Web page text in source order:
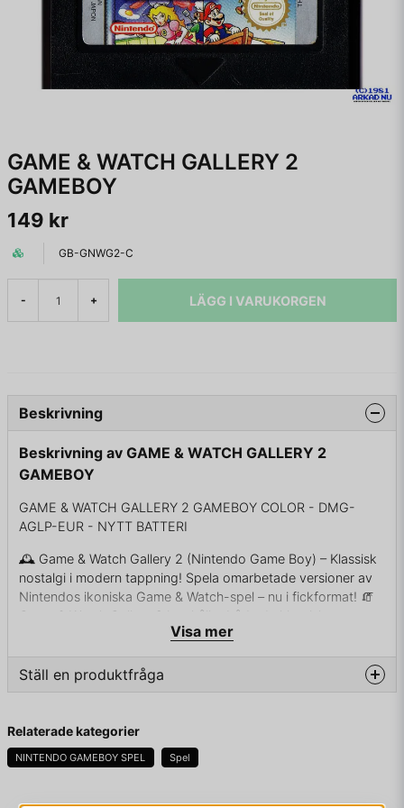
GAME & WATCH GALLERY 2
GAMEBOY
149 kr
GB-GNWG2-C
- + LÄGG I VARUKORGEN
Beskrivning
Beskrivning av GAME & WATCH GALLERY 2
GAMEBOY
GAME & WATCH GALLERY 2 GAMEBOY COLOR - DMG-
AGLP-EUR - NYTT BATTERI
🕰️ Game & Watch Gallery 2 (Nintendo Game Boy) – Klassisk
nostalgi i modern tappning! Spela omarbetade versioner av
Nintendos ikoniska Game & Watch-spel – nu i fickformat! 🧯
Game & Watch Gallery 2 innehåller både de klassiska
originalversionerna och moderna tolkningar med Mario och
vänner. Perfekt för retroälskare och nya spelare som vill
uppleva Nintendos rötter!
🎮 Plattform: Game Boy (och Game Boy Color)
👥 Antal spelare: 1
📦 Funktioner: Innehåller fem spel: Parachute, Helmet, Chef,
Vermin och Donkey Kong Spela i original- eller modern
att samla stjärnor Perfekt pick-up-and-play-spel för alla
Visa mer
Ställ en produktfråga
Fråga oss något om denna produkten...
Relaterade kategorier
NINTENDO GAMEBOY SPEL Spel